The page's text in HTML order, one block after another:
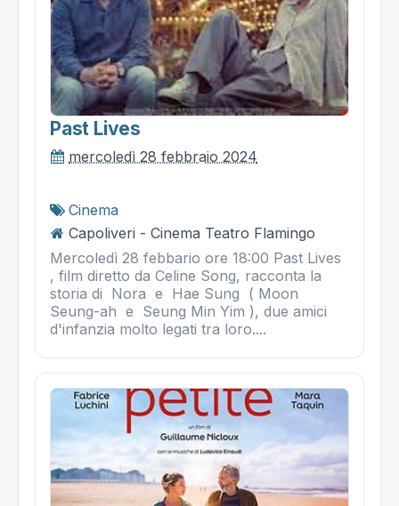
Past Lives
mercoledì 28 febbraio 2024
Cinema
Capoliveri - Cinema Teatro Flamingo
Mercoledì 28 febbario ore 18:00 Past Lives
, film diretto da Celine Song, racconta la
storia di Nora e Hae Sung ( Moon
Seung-ah e Seung Min Yim ), due amici
d'infanzia molto legati tra loro....